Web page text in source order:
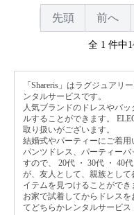
先頭 前へ
全 1 件中
「Shareris」はラグジュアリ
ンタルサービスです。
人気ブランドのドレスやバ
ルすることができます。
取り扱いがございます。
結婚式やパーティーにご着
パンツドレス、パーティー
すので、 20代 ・ 30代 ・ 40代
が、友人として、親族とし
イテムを見つけることができ
お家で試着してからドレス
てどちらかレンタルサービス